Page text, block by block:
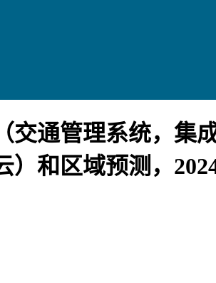
交通管理系统，集
和区域预测，